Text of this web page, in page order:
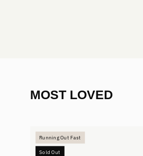
MOST LOVED
Running Out Fast
Sold Out